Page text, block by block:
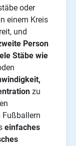
oder
einem Kreis
und
Person
Stäbe wie
zu
Fußballern
einfaches